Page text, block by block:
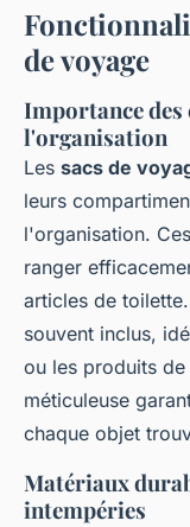
de voyage
Importance
l'organisation
Les sacs de
leurs
l'organisation.
ranger
articles de
souvent inclus,
ou les produits
méticuleuse
chaque objet
Matériaux
intempéries